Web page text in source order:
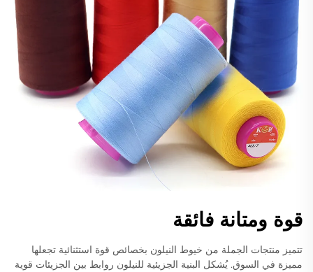
قوة ومتانة فائقة
تتميز منتجات الجملة من خيوط النيلون بخصائص قوة استثنائية تجعلها
مميزة في السوق. يُشكل البنية الجزيئية للنيلون روابط بين الجزيئات قوية